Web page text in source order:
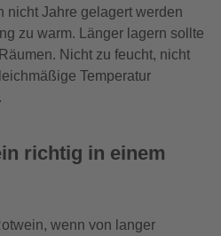
nicht Jahre gelagert werden
zu warm. Länger lagern sollte
Nicht zu feucht, nicht
Temperatur
richtig in einem
wenn von langer